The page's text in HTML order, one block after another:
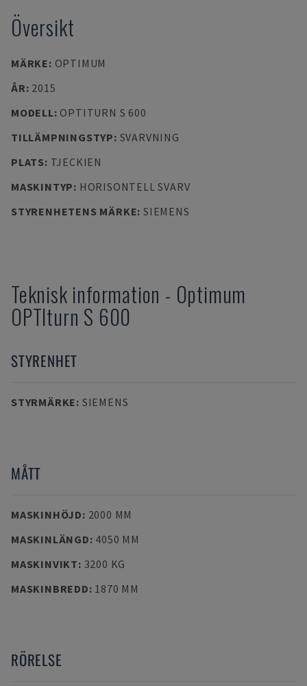
Översikt
MÄRKE: OPTIMUM
ÅR: 2015
MODELL: OPTITURN S 600
TILLÄMPNINGSTYP: SVARVNING
PLATS: TJECKIEN
MASKINTYP: HORISONTELL SVARV
STYRENHETENS MÄRKE: SIEMENS
Teknisk information - Optimum
OPTIturn S 600
STYRENHET
STYRMÄRKE: SIEMENS
MÅTT
MASKINHÖJD: 2000 MM
MASKINLÄNGD: 4050 MM
MASKINVIKT: 3200 KG
MASKINBREDD: 1870 MM
RÖRELSE